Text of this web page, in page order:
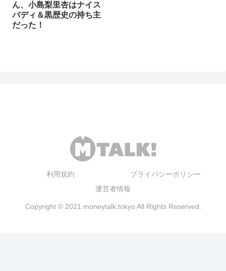
ん、小島梨里杏はナイス
バディ＆黒歴史の持ち主
だった！
利用規約
プライバシーポリシー
運営者情報
Copyright © 2021 moneytalk.tokyo All Rights Reserved.